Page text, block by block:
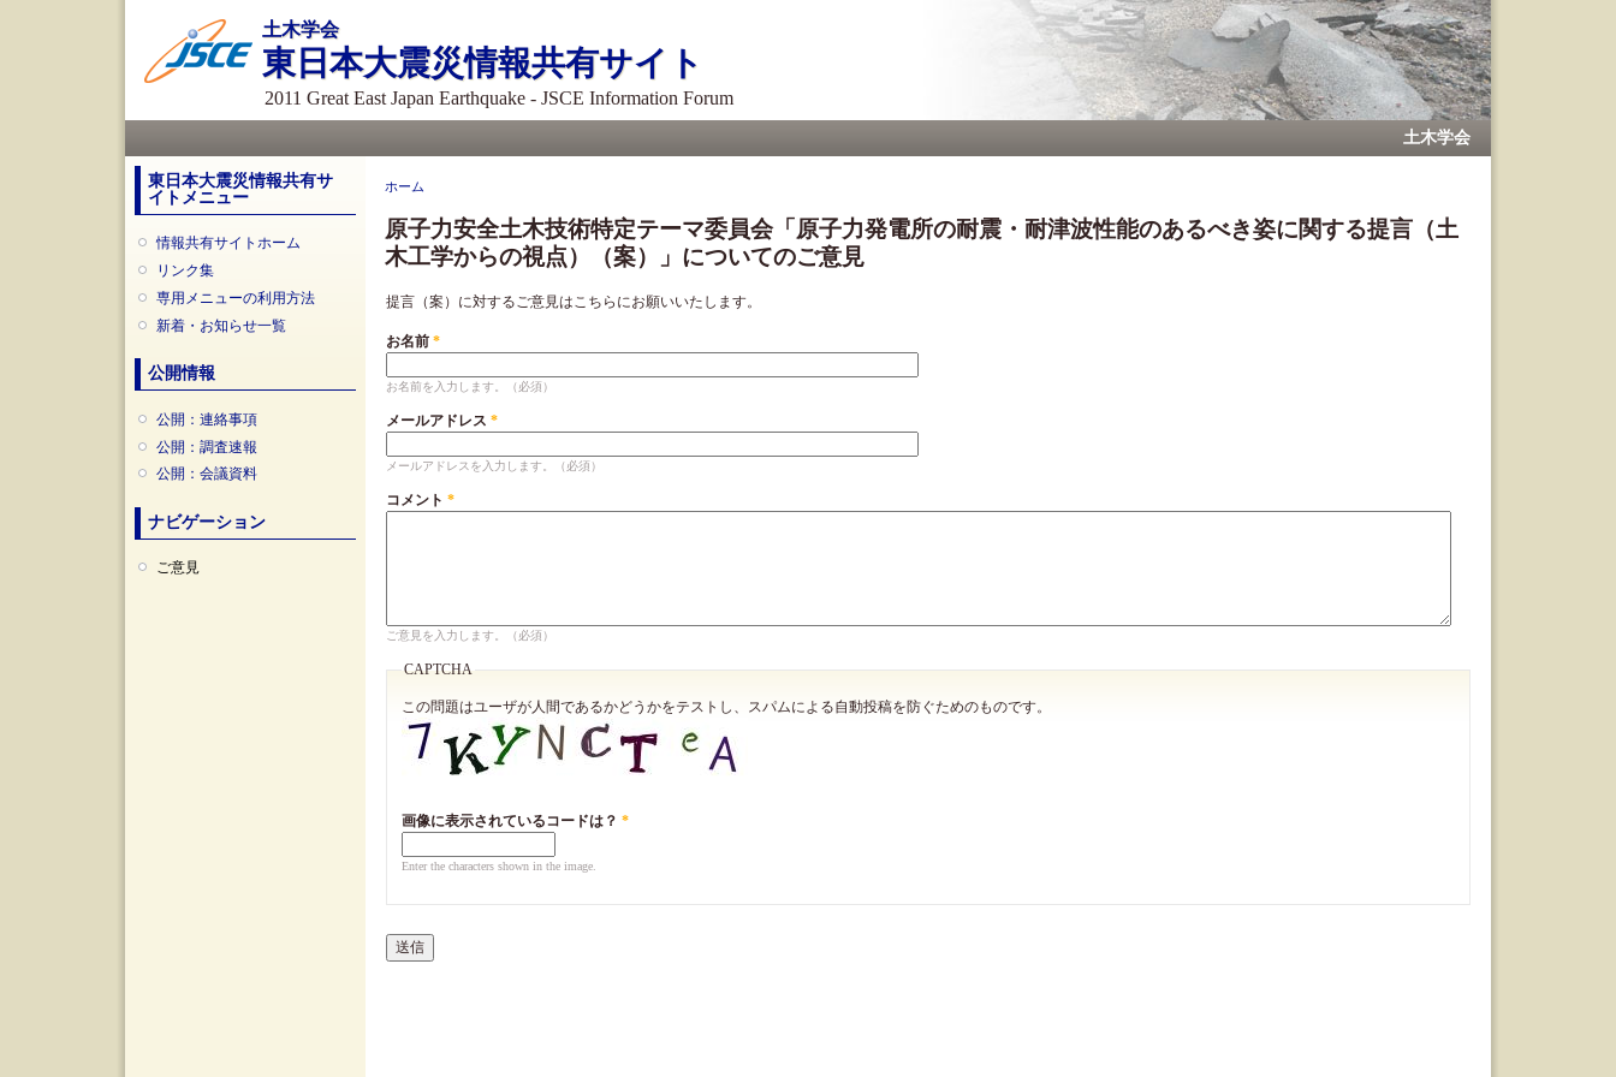
移
動
土木学会
東日本大震災情報共有サイト
2011 Great East Japan Earthquake - JSCE Information Forum
土木学会
東日本大震災情報共有サ
イトメニュー
情報共有サイトホーム
リンク集
専用メニューの利用方法
新着・お知らせ一覧
公開情報
公開：連絡事項
公開：調査速報
公開：会議資料
ナビゲーション
ご意見
現在地
ホーム
原子力安全土木技術特定テーマ委員会「原子力発電所の耐震・耐津波性能のあるべき姿に関する提言（土
木工学からの視点）（案）」についてのご意見
提言（案）に対するご意見はこちらにお願いいたします。
お名前 *
お名前を入力します。（必須）
メールアドレス *
メールアドレスを入力します。（必須）
コメント *
ご意見を入力します。（必須）
CAPTCHA
この問題はユーザが人間であるかどうかをテストし、スパムによる自動投稿を防ぐためのものです。
画像に表示されているコードは？*
Enter the characters shown in the image.